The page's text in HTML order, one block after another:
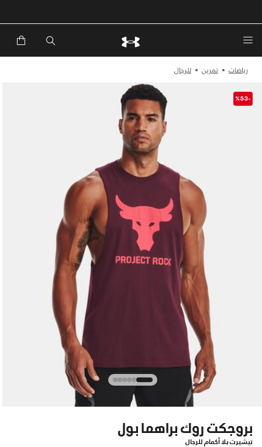
رياضات تمرين للرجال
-%53
بروجكت روك براهما بول
تيشيرت بلا أكمام للرجال